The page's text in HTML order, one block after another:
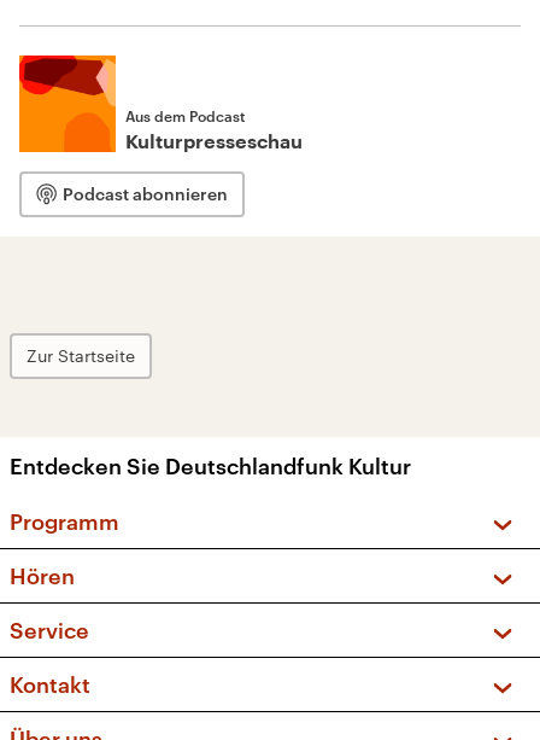
Aus dem Podcast
Kulturpresseschau
Podcast abonnieren
Zur Startseite
Entdecken Sie Deutschlandfunk Kultur
Programm
Sendungen und Podcasts
Musikliste
Kakadu – Das Kinderprogramm
Hören
Frequenzen (UKW + DAB+)
Service
FAQ
Apps
Kontakt